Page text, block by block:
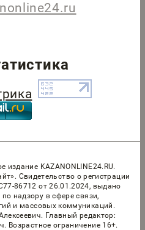
издание KAZANONLINE24.RU.
Cвидетельство о регистрации
86712 от 26.01.2024, выдано
надзору в сфере связи,
и массовых коммуникаций.
Главный редактор:
Возрастное ограничение 16+.